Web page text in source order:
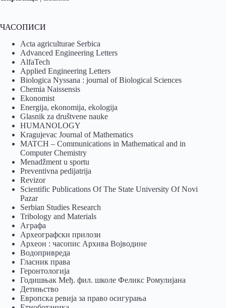
ЧАСОПИСИ
Acta agriculturae Serbica
Advanced Engineering Letters
AlfaTech
Applied Engineering Letters
Biologica Nyssana : journal of Biological Sciences
Chemia Naissensis
Ekonomist
Energija, ekonomija, ekologija
Glasnik za društvene nauke
HUMANOLOGY
Kragujevac Journal of Mathematics
MATCH – Communications in Mathematical and in
Computer Chemistry
Menadžment u sportu
Preventivna pedijatrija
Revizor
Scientific Publications Of The State University Of Novi
Pazar
Serbian Studies Research
Tribology and Materials
Аграфа
Археографски прилози
Археон : часопис Архива Војводине
Водопривреда
Гласник права
Геронтологија
Годишњак Међ. фил. школе Феликс Ромулијана
Детињство
Европска ревија за право осигурања